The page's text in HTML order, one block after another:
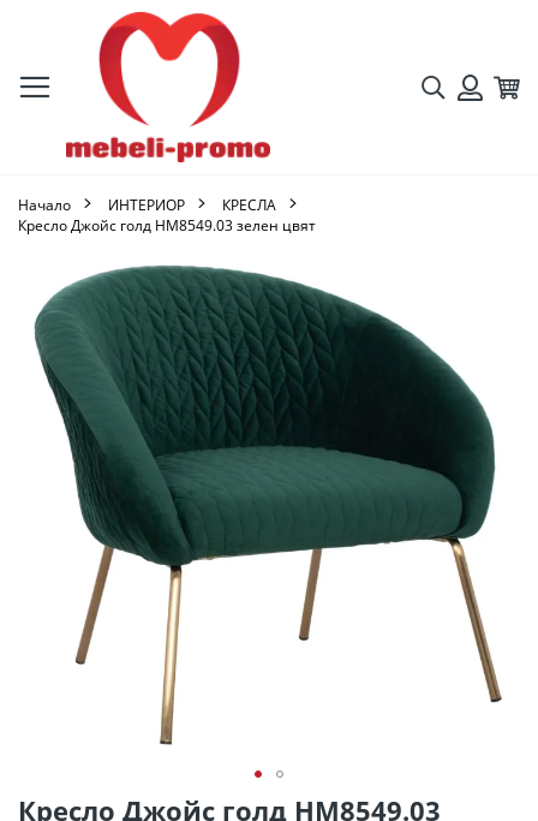
Търсене
Начало ИНТЕРИОР
КРЕСЛА
Кресло Джойс голд HM8549.03 зелен цвят
Кресло Джойс голд HM8549.03
края
на
галерията
изображенията
Преминете